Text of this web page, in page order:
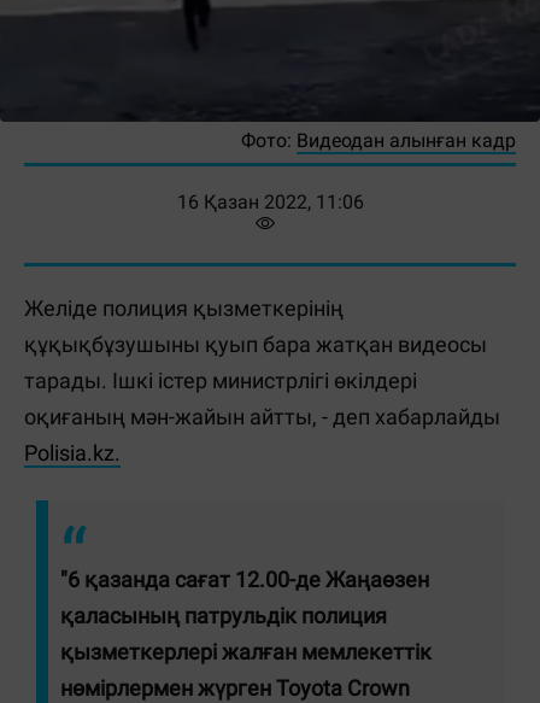
Фото: Видеодан алынған кадр
16 Қазан 2022, 11:06
Желіде полиция қызметкерінің
құқықбұзушыны қуып бара жатқан видеосы
тарады. Ішкі істер министрлігі өкілдері
оқиғаның мән-жайын айтты, - деп хабарлайды
Polisia.kz.
"6 қазанда сағат 12.00-де Жаңаөзен
қаласының патрульдік полиция
қызметкерлері жалған мемлекеттік
нөмірлермен жүрген Toyota Crown